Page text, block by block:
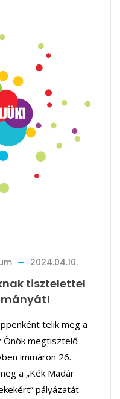
2024.04.10.
tisztelettel
telik meg a
Önök megtisztelő
immáron 26.
a „Kék Madár
pályázatát